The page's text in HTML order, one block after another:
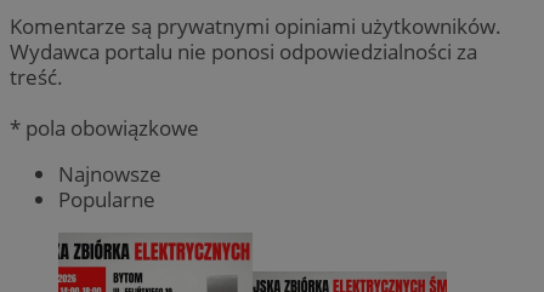
Komentarze są prywatnymi opiniami użytkowników.
Wydawca portalu nie ponosi odpowiedzialności za
treść.
* pola obowiązkowe
Najnowsze
Popularne